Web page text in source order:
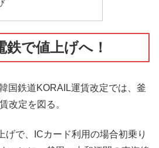
鉄で値上げへ！
国鉄道KORAIL運賃改定では、釜
改定を図る。
げで、ICカード利用の場合初乗り